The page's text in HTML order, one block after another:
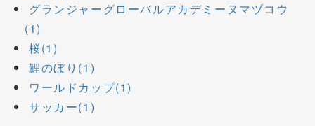
グランジャーグローバルアカデミーヌマヅコウ
(1)
桜(1)
鯉のぼり(1)
ワールドカップ(1)
サッカー(1)